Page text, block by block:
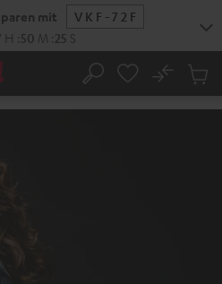
mit
VKF-72F
H 50 M 25 S
Suche
No
im